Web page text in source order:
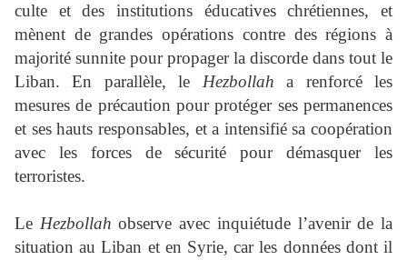
culte et des institutions éducatives chrétiennes, et
mènent de grandes opérations contre des régions à
majorité sunnite pour propager la discorde dans tout le
Liban. En parallèle, le Hezbollah a renforcé les
mesures de précaution pour protéger ses permanences
et ses hauts responsables, et a intensifié sa coopération
avec les forces de sécurité pour démasquer les
terroristes.
Le Hezbollah observe avec inquiétude l’avenir de la
situation au Liban et en Syrie, car les données dont il